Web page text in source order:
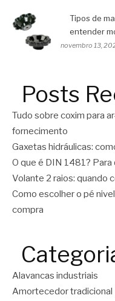
Tipos de
entender
novembro 13,
Posts
Tudo sobre coxim para
fornecimento
Gaxetas hidráulicas:
O que é DIN 1481?
Volante 2 raios: quando
Como escolher o pé
compra
Alavancas industriais
Amortecedor tradicional